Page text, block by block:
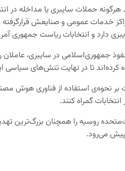
حملات سایبری یا مداخله در
خدمات عمومی و صنایعش قرارگرفته
دارد و انتخابات ریاست
جمهوری‌اسلامی در سایبری، عاملان
تا در نهایت تنش‌های سیاسی
بر نحوه‌ی استفاده از فناوری
گمراه کنند.
روسیه را همچنان بزرگ‌ترین
می‌رود.